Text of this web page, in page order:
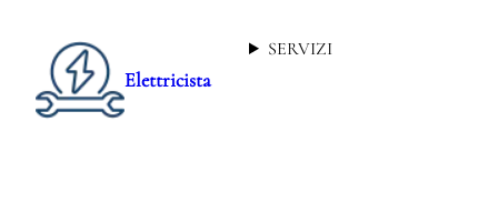
Elettricista
SERVIZI